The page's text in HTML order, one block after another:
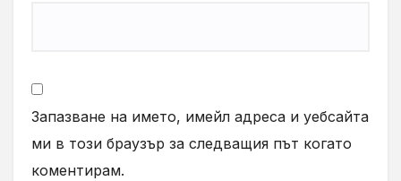
Запазване на името, имейл адреса и уебсайта
ми в този браузър за следващия път когато
коментирам.